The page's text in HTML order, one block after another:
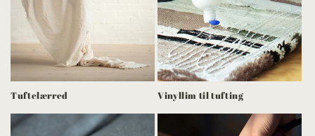
Tuftelærred Vinyllim til tufting